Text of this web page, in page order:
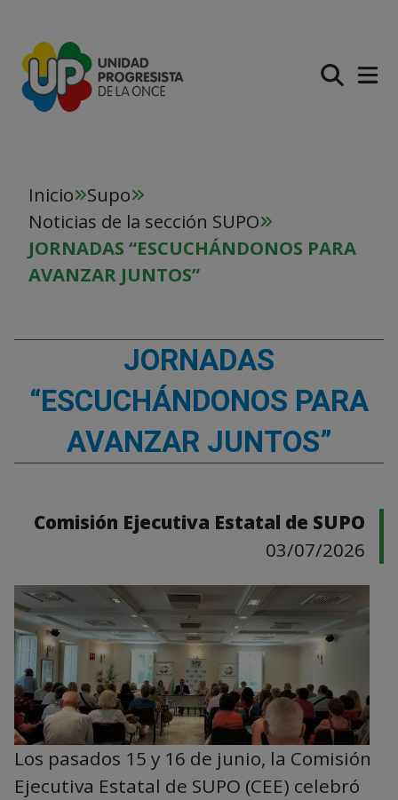
Inicio
Supo
Noticias de la sección SUPO
JORNADAS “ESCUCHÁNDONOS PARA
AVANZAR JUNTOS”
JORNADAS
“ESCUCHÁNDONOS PARA
AVANZAR JUNTOS”
Comisión Ejecutiva Estatal de SUPO
03/07/2026
Los pasados 15 y 16 de junio, la Comisión
Ejecutiva Estatal de SUPO (CEE) celebró